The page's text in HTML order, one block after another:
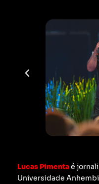
Lucas Pimentaé
Universidade